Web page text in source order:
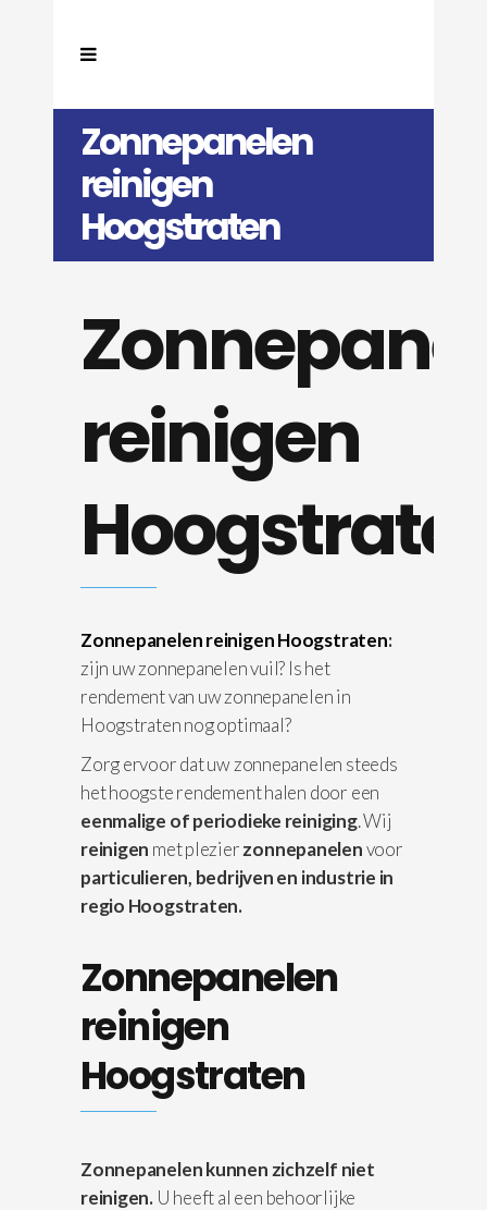
Zonnepanelen
reinigen
Hoogstraten
reinigen
Zonnepanelen reinigen Hoogstraten:
zijn uw zonnepanelen vuil? Is het
rendement van uw zonnepanelen in
Hoogstraten nog optimaal?
Zorg ervoor dat uw zonnepanelen steeds
het hoogste rendement halen door een
eenmalige of periodieke reiniging. Wij
reinigen met plezierzonnepanelenvoor
particulieren, bedrijven en industrie in
regio Hoogstraten.
Zonnepanelen
reinigen
Hoogstraten
Zonnepanelen kunnen zichzelf niet
reinigen. U heeft al een behoorlijke